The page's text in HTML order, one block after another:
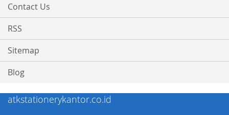
Contact Us
RSS
Sitemap
Blog
atkstationerykantor.co.id